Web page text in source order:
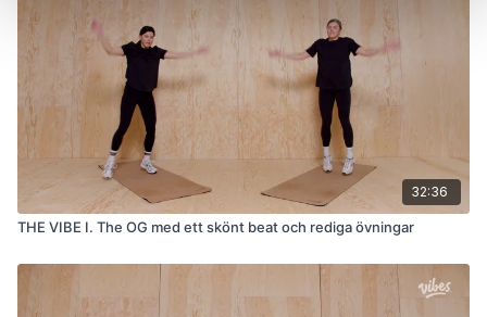
32:36
THE VIBE I. The OG med ett skönt beat och rediga övningar